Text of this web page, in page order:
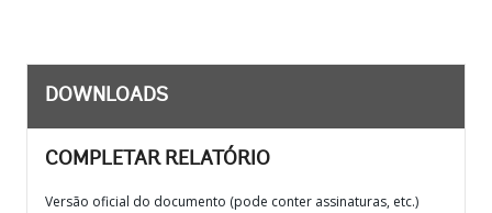
DOWNLOADS
COMPLETAR RELATÓRIO
Versão oficial do documento (pode conter assinaturas, etc.)